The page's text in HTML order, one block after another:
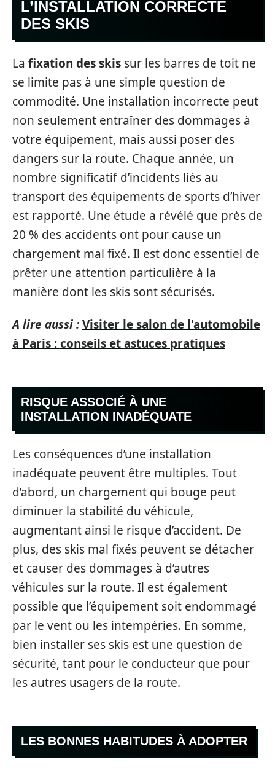
L’INSTALLATION CORRECTE
DES SKIS
La fixation des skis sur les barres de toit ne
se limite pas à une simple question de
commodité. Une installation incorrecte peut
non seulement entraîner des dommages à
votre équipement, mais aussi poser des
dangers sur la route. Chaque année, un
nombre significatif d’incidents liés au
transport des équipements de sports d’hiver
est rapporté. Une étude a révélé que près de
20 % des accidents ont pour cause un
chargement mal fixé. Il est donc essentiel de
prêter une attention particulière à la
manière dont les skis sont sécurisés.
A lire aussi :Visiter le salon de l'automobile
à Paris : conseils et astuces pratiques
RISQUE ASSOCIÉ À UNE
INSTALLATION INADÉQUATE
Les conséquences d’une installation
inadéquate peuvent être multiples. Tout
d’abord, un chargement qui bouge peut
diminuer la stabilité du véhicule,
augmentant ainsi le risque d’accident. De
plus, des skis mal fixés peuvent se détacher
et causer des dommages à d’autres
véhicules sur la route. Il est également
possible que l’équipement soit endommagé
par le vent ou les intempéries. En somme,
bien installer ses skis est une question de
sécurité, tant pour le conducteur que pour
les autres usagers de la route.
LES BONNES HABITUDES À ADOPTER